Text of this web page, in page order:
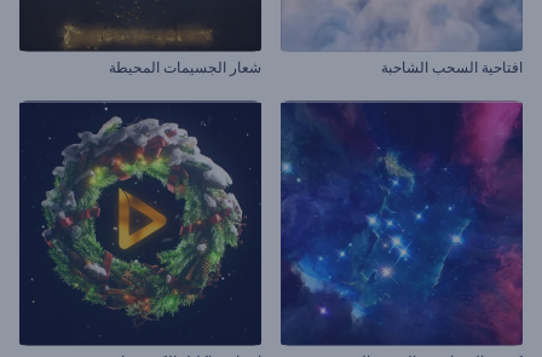
افتاحية السحب الشاحبة شعار الجسيمات المحيطة